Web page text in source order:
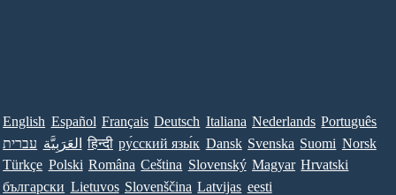
English Español Français Deutsch Italiana Nederlands Português
עברית العَرَبِيَّة हिन्दी ру́сский язы́к Dansk Svenska Suomi Norsk
Türkçe Polski Româna Ceština Slovenský Magyar Hrvatski
български Lietuvos Slovenščina Latvijas eesti